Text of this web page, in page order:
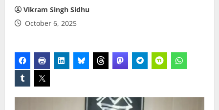
Vikram Singh Sidhu
October 6, 2025